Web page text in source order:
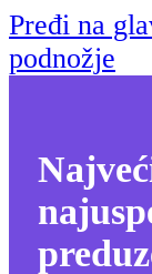
Pređi na
podnožje